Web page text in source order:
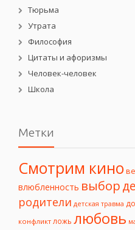
Тюрьма
Утрата
Философия
Цитаты и афоризмы
Человек-человек
Школа
Метки
Смотрим кино
влюбленность выбор
родители детская травма
конфликт ложь любовь